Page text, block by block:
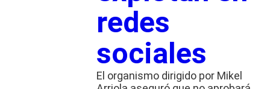
redes
sociales
El organismo dirigido por Mikel